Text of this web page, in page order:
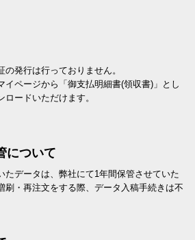
発行は行っておりません。
イページから「御支払明細書(領収書)」とし
ードいただけます。
について
たデータは、弊社にて1年間保管させていた
刷・再注文をする際、データ入稿手続きは不